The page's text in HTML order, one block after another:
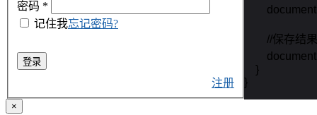
//保存结
    }
}
密码 *
记住我忘记密码?
登录
注册
×